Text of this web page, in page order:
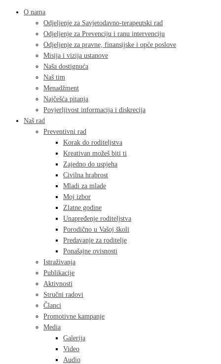
O nama
Odjeljenje za Savjetodavno-terapeutski rad
Odjeljenje za Prevenciju i ranu intervenciju
Odjeljenje za pravne, finansijske i opće poslove
Misija i vizija ustanove
Naša dostignuća
Naš tim
Menadžment
Najčešća pitanja
Povjerljivost informacija i diskrecija
Naš rad
Preventivni rad
Korak do roditeljstva
Kreativan možeš biti ti
Zajedno do uspjeha
Civilna hrabrost
Mladi za mlade
Moj izbor
Zlatne godine
Unapređenje roditeljstva
Porodično u Vašoj školi
Predavanje za roditelje
Ponašajne ovisnosti
Istraživanja
Publikacije
Aktivnosti
Stručni radovi
Članci
Promotivne kampanje
Media
Galerija
Video
Audio